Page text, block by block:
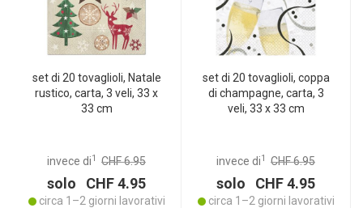
set di 20 tovaglioli, Natale
rustico, carta, 3 veli, 33 x
33 cm
invece di1 CHF 6.95
solo CHF 4.95
circa 1–2 giorni lavorativi
set di 20 tovaglioli, coppa
di champagne, carta, 3
veli, 33 x 33 cm
invece di1 CHF 6.95
solo CHF 4.95
circa 1–2 giorni lavorativi